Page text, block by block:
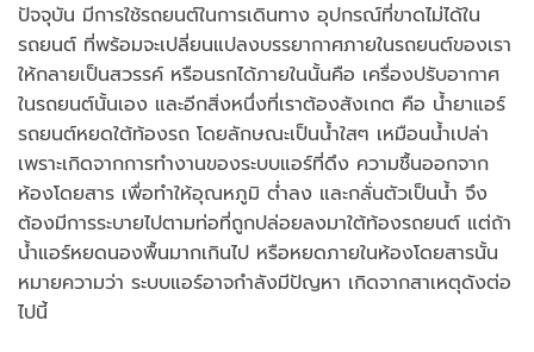
ปัจจุบัน มีการใช้รถยนต์ในการเดินทาง อุปกรณ์ที่ขาดไม่ได้ใน
รถยนต์ ที่พร้อมจะเปลี่ยนแปลงบรรยากาศภายในรถยนต์ของเรา
ให้กลายเป็นสวรรค์ หรือนรกได้ภายในนั้นคือ เครื่องปรับอากาศ
ในรถยนต์นั้นเอง และอีกสิ่งหนึ่งที่เราต้องสังเกต คือ น้ำยาแอร์
รถยนต์หยดใต้ท้องรถ โดยลักษณะเป็นน้ำใสๆ เหมือนน้ำเปล่า
เพราะเกิดจากการทำงานของระบบแอร์ที่ดึง ความชื้นออกจาก
ห้องโดยสาร เพื่อทำให้อุณหภูมิ ต่ำลง และกลั่นตัวเป็นน้ำ จึง
ต้องมีการระบายไปตามท่อที่ถูกปล่อยลงมาใต้ท้องรถยนต์ แต่ถ้า
น้ำแอร์หยดนองพื้นมากเกินไป หรือหยดภายในห้องโดยสารนั้น
หมายความว่า ระบบแอร์อาจกำลังมีปัญหา เกิดจากสาเหตุดังต่อ
ไปนี้